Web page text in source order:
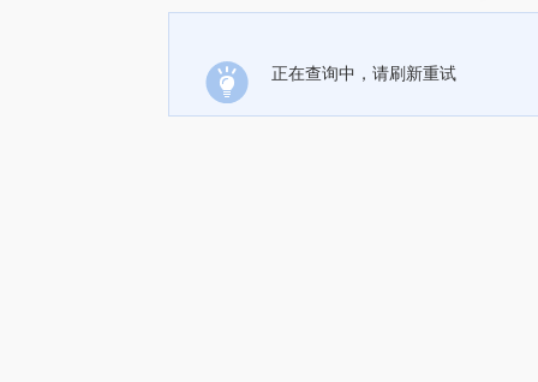
正在查询中，请刷新重试